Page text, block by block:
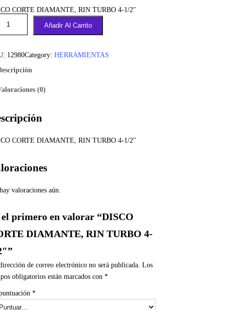
CORTE DIAMANTE, RIN TURBO 4-1/2″
Añadir Al Carrito
12980Category: HERRAMIENTAS
(0)
CORTE DIAMANTE, RIN TURBO 4-1/2″
valoraciones aún.
el primero en valorar “DISCO
DIAMANTE, RIN TURBO 4-
de correo electrónico no será publicada. Los
obligatorios están marcados con *
*